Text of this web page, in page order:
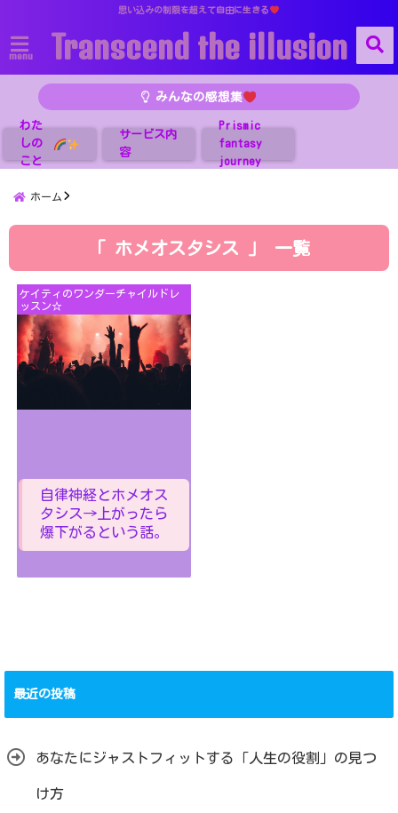
思い込みの制限を超えて自由に生きる
menu Transcend the illusion
みんなの感想集
わた
しの
こと
サービス内
容
Prismic
fantasy
journey
ホーム
「 ホメオスタシス 」 一覧
ケイティのワンダーチャイルドレ
ッスン☆
自律神経とホメオス
タシス→上がったら
爆下がるという話。
最近の投稿
あなたにジャストフィットする「人生の役割」の見つ
け方